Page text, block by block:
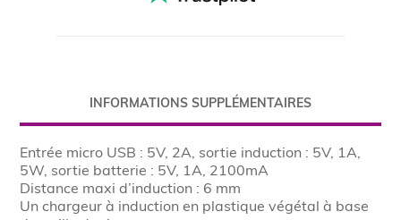
INFORMATIONS SUPPLÉMENTAIRES
Entrée micro USB : 5V, 2A, sortie induction : 5V, 1A,
5W, sortie batterie : 5V, 1A, 2100mA
Distance maxi d’induction : 6 mm
Un chargeur à induction en plastique végétal à base